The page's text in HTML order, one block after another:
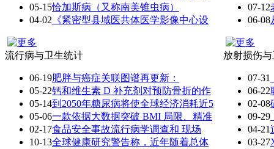
05-15恰加斯病（又称南美锥虫病）
04-02 《紧密型县域医共体医学影像中心设
07-12
06-08
流行病与卫生统计
06-19肥胖与癌症关联图谱再更新：
05-22钙和维生素 D 补充剂对预防骨折的作
05-14到2050年糖尿病将使全球经济消耗近5
05-06一款依据大数据突破 BMI 局限、精准
02-17食品安全事故流行病学调查和 现场
10-13全球健康研究警告称，近年随着总体
放射损伤
07-31
06-22
02-08
09-29
04-21
03-27